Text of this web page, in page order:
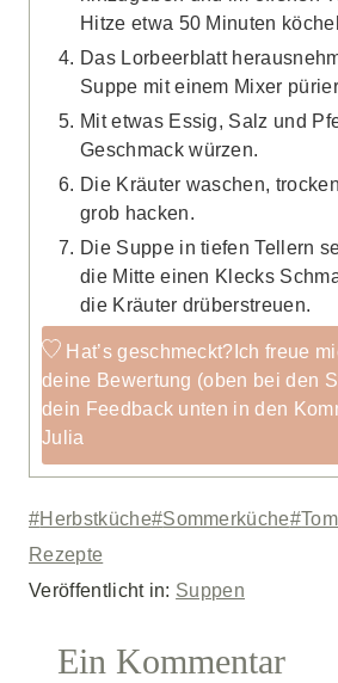
Hitze etwa 50 Minuten
Das Lorbeerblatt
Suppe mit einem Mixer
Mit etwas Essig, Salz und
Geschmack würzen.
Die Kräuter waschen,
grob hacken.
Die Suppe in tiefen Tellern
die Mitte einen Klecks
die Kräuter drüberstreuen.
Hat’s geschmeckt? Ich freue
deine Bewertung (oben bei den
dein Feedback unten in den
Julia
Schlagworte:
#Herbstküche#Sommerküche#
Rezepte
Veröffentlicht in: Suppen
Ein Kommentar